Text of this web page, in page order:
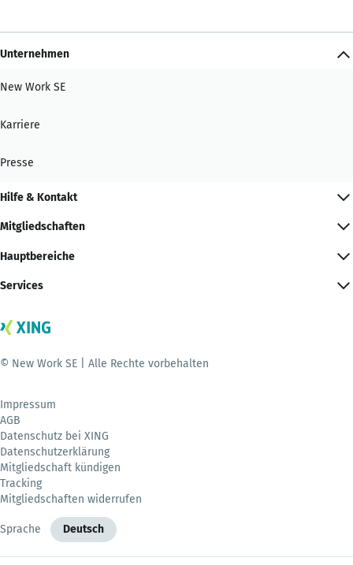
Unternehmen
New Work SE
Karriere
Presse
Hilfe & Kontakt
Mitgliedschaften
Hauptbereiche
Services
© New Work SE | Alle Rechte vorbehalten
Impressum
AGB
Datenschutz bei XING
Datenschutzerklärung
Mitgliedschaft kündigen
Tracking
Mitgliedschaften widerrufen
Sprache Deutsch